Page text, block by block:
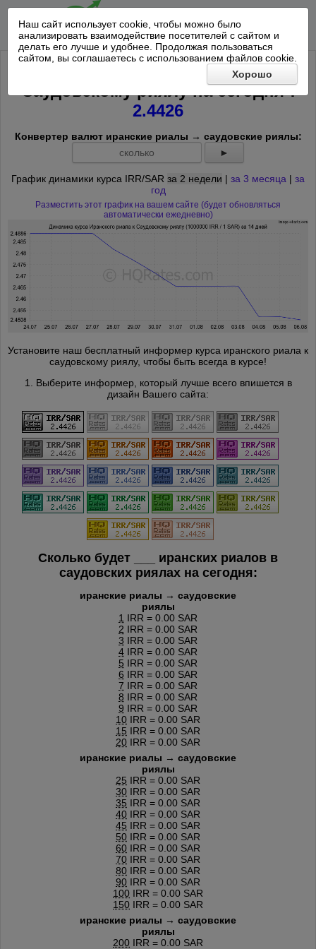
Наш сайт использует cookie, чтобы можно было
анализировать взаимодействие посетителей с сайтом и
делать его лучше и удобнее. Продолжая пользоваться
сайтом, вы соглашаетесь с использованием файлов cookie.
Хорошо
Курс 1000000 Иранский риал к
Саудовскому риялу насегодня*:
2.4426
Конвертер валют иранские риалы → саудовские риялы:
►
График динамики курса IRR/SAR за 2 недели | за 3 месяца | за
год
Разместить этот график на вашем сайте (будет обновляться
автоматически ежедневно)
Установите наш бесплатный информер курса иранского риала к
саудовскому риялу, чтобы быть всегда в курсе!
1. Выберите информер, который лучше всего впишется в
дизайн Вашего сайта:
Сколько будет
иранских риалов в
саудовских риялах на сегодня:
иранские риалы → саудовские
риялы
1 IRR = 0.00 SAR
2 IRR = 0.00 SAR
3 IRR = 0.00 SAR
4 IRR = 0.00 SAR
5 IRR = 0.00 SAR
6 IRR = 0.00 SAR
7 IRR = 0.00 SAR
8 IRR = 0.00 SAR
9 IRR = 0.00 SAR
10 IRR = 0.00 SAR
15 IRR = 0.00 SAR
20 IRR = 0.00 SAR
иранские риалы → саудовские
риялы
25 IRR = 0.00 SAR
30 IRR = 0.00 SAR
35 IRR = 0.00 SAR
40 IRR = 0.00 SAR
45 IRR = 0.00 SAR
50 IRR = 0.00 SAR
60 IRR = 0.00 SAR
70 IRR = 0.00 SAR
80 IRR = 0.00 SAR
90 IRR = 0.00 SAR
100 IRR = 0.00 SAR
150 IRR = 0.00 SAR
иранские риалы → саудовские
риялы
200 IRR = 0.00 SAR